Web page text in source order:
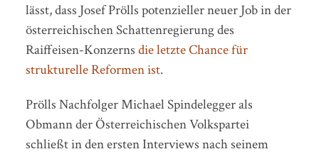
lässt, dass Josef Prölls potenzieller neuer Job in der
österreichischen Schattenregierung des
Raiffeisen-Konzerns die letzte Chance für
strukturelle Reformen ist.
Prölls Nachfolger Michael Spindelegger als
Obmann der Österreichischen Volkspartei
schließt in den ersten Interviews nach seinem